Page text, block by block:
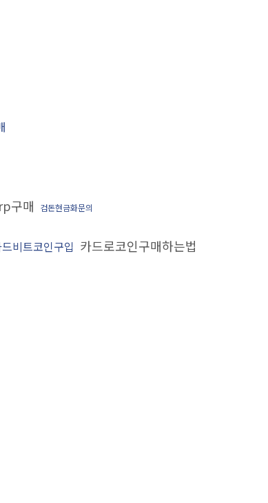
구매 검돈현금화문의
비트코인구입 카드로코인구매하는법